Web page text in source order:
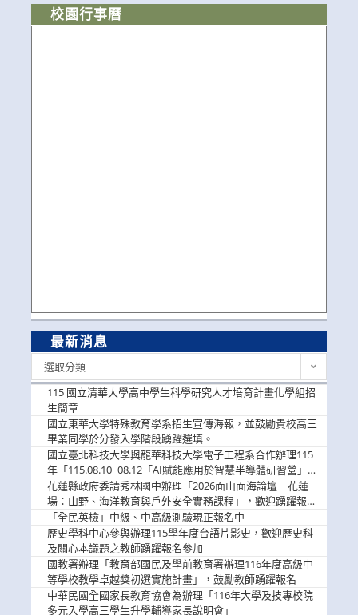
校園行事曆
最新消息
選取分類
115 國立清華大學高中學生科學研究人才培育計畫化學組招
生簡章
國立東華大學特殊教育學系招生宣傳海報，並鼓勵貴校高三
畢業同學於分發入學階段踴躍選填。
國立臺北科技大學與龍華科技大學電子工程系合作辦理115
年「115.08.10~08.12「AI賦能應用於智慧半導體研習營」，
歡迎學生踴躍報名參加
花蓮縣政府委請秀林國中辦理「2026面山面海論壇－花蓮
場：山野、海洋教育與戶外安全實務課程」，歡迎踴躍報名
參加
「全民英檢」中級、中高級測驗現正報名中
歷史學科中心參與辦理115學年度台語片影史，歡迎歷史科
及關心本議題之教師踴躍報名參加
國教署辦理「教育部國民及學前教育署辦理116年度高級中
等學校教學卓越獎初選實施計畫」，鼓勵教師踴躍報名
中華民國全國家長教育協會為辦理「116年大學及技專校院
多元入學高三學生升學輔導家長說明會」